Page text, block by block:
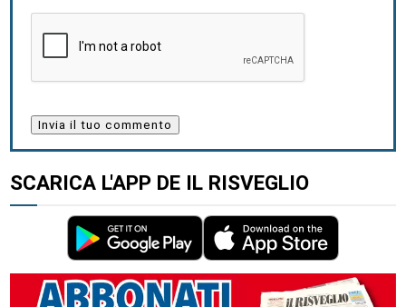
SCARICA L'APP DE IL RISVEGLIO